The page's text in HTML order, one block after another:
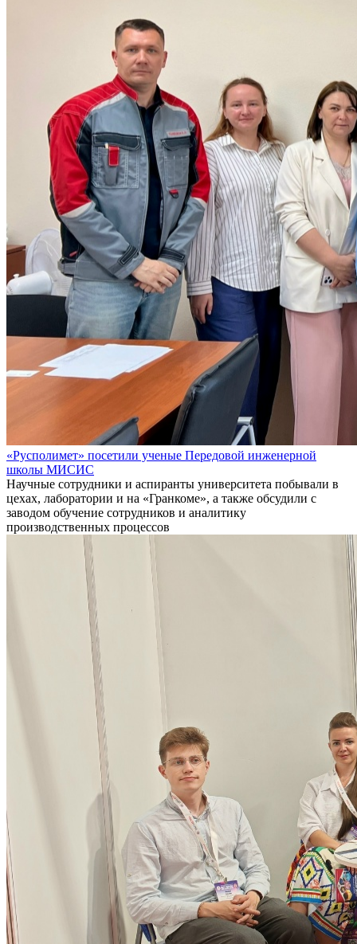
«Русполимет» посетили ученые Передовой инженерной
школы МИСИС
Научные сотрудники и аспиранты университета побывали в
цехах, лаборатории и на «Гранкоме», а также обсудили с
заводом обучение сотрудников и аналитику
производственных процессов